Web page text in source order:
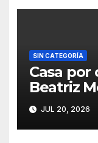
SIN CATEGORÍA
Casa por
Beatriz
nacional
JUL 20, 2026